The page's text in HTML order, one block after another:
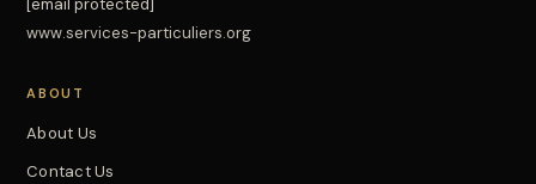
[email protected]
www.services-particuliers.org
ABOUT
About Us
Contact Us